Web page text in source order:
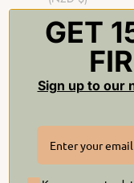
Isole Fær
Øer (DKK
Isole
(FKP £)
GET
Sign up to our